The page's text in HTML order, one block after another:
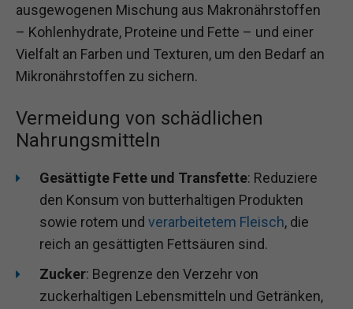
ausgewogenen Mischung aus Makronährstoffen
– Kohlenhydrate, Proteine und Fette – und einer
Vielfalt an Farben und Texturen, um den Bedarf an
Mikronährstoffen zu sichern.
Vermeidung von schädlichen
Nahrungsmitteln
Gesättigte Fette und Transfette: Reduziere
den Konsum von butterhaltigen Produkten
sowie rotem und verarbeitetem Fleisch, die
reich an gesättigten Fettsäuren sind.
Zucker: Begrenze den Verzehr von
zuckerhaltigen Lebensmitteln und Getränken,